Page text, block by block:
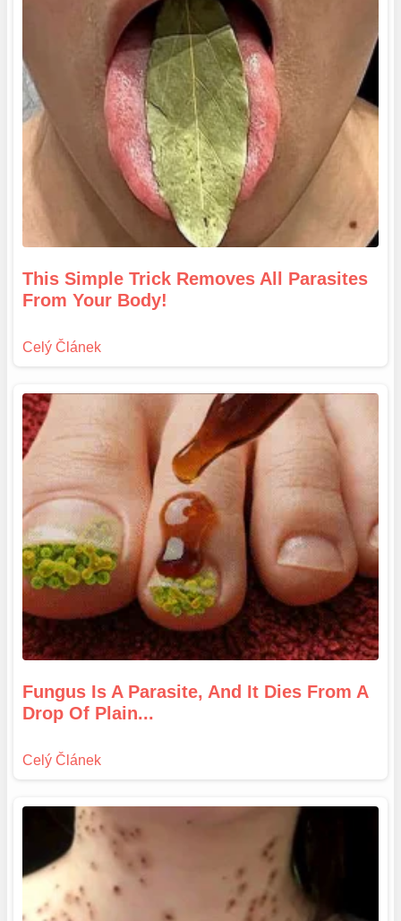
This Simple Trick Removes All Parasites
From Your Body!
Fungus Is A Parasite, And It Dies From A
Drop Of Plain...